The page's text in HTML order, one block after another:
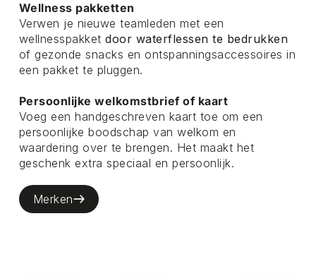
Wellness pakketten
Verwen je nieuwe teamleden met een
wellnesspakketdoor waterflessen te bedrukken
of gezonde snacks en ontspanningsaccessoires in
een pakket te pluggen.
Persoonlijke welkomstbrief of kaart
Voeg een handgeschreven kaart toe om een
persoonlijke boodschap van welkom en
waardering over te brengen. Het maakt het
geschenk extra speciaal en persoonlijk.
Merken